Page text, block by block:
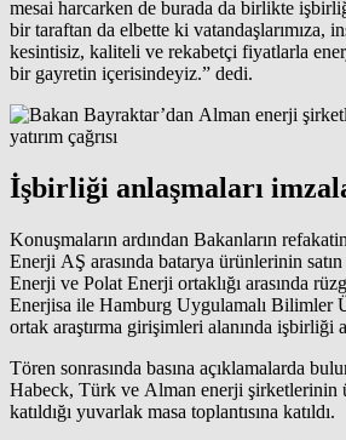
mesai harcarken de burada da birlikte
bir taraftan da elbette ki vatandaşlarımıza,
kesintisiz, kaliteli ve rekabetçi fiyatlarla
bir gayretin içerisindeyiz.” dedi.
İşbirliği anlaşmaları
Konuşmaların ardından Bakanların
Enerji AŞ arasında batarya ürünlerinin
Enerji ve Polat Enerji ortaklığı arasında
Enerjisa ile Hamburg Uygulamalı Bilimler
ortak araştırma girişimleri alanında işbirliği
Tören sonrasında basına açıklamalarda
Habeck, Türk ve Alman enerji şirketlerinin
katıldığı yuvarlak masa toplantısına katıldı.